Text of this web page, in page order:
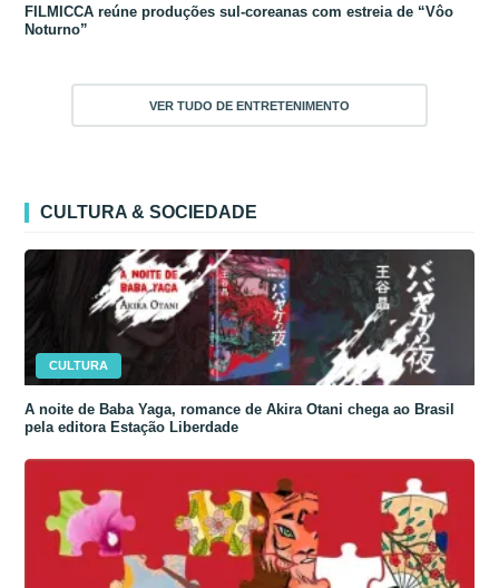
FILMICCA reúne produções sul-coreanas com estreia de “Vôo
Noturno”
VER TUDO DE ENTRETENIMENTO
CULTURA & SOCIEDADE
CULTURA
A noite de Baba Yaga, romance de Akira Otani chega ao Brasil
pela editora Estação Liberdade